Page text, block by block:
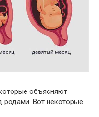
объясняют
родами. Вот некоторые